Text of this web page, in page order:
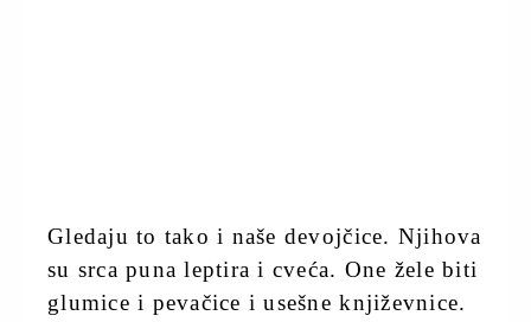
Gledaju to tako i naše devojčice. Njihova
su srca puna leptira i cveća. One žele biti
glumice i pevačice i usešne književnice.